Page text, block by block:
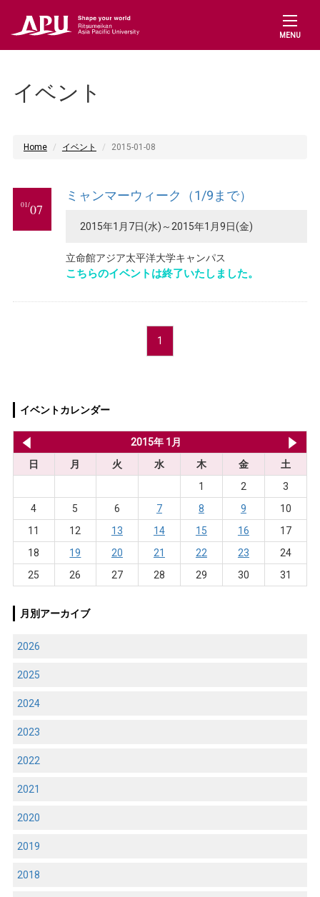
MENU
イベント
Home イベント 2015-01-08
01/07
ミャンマーウィーク（1/9まで）
2015年1月7日(水)～2015年1月9日(金)
立命館アジア太平洋大学キャンパス
こちらのイベントは終了いたしました。
1
イベントカレンダー
2015年 1月
日
月 火 水 木 金
土
1
2
3
4
5 6 7 8 9
10
11
12 13 14 15 16
17
18
19 20 21 22 23
24
25
26 27 28 29 30 31
月別アーカイブ
2026
2025
2024
2023
2022
2021
2020
2019
2018